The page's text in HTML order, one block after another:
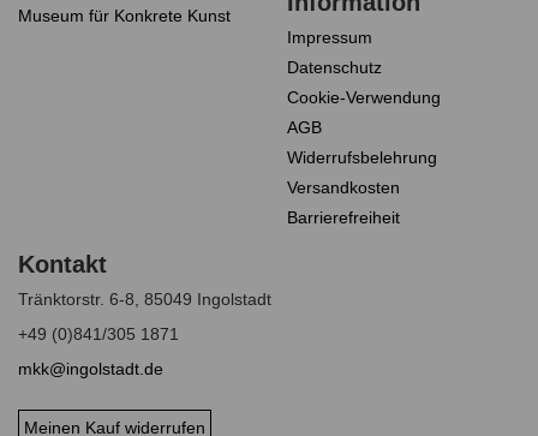
Museum für Konkrete Kunst
Impressum
Datenschutz
Cookie-Verwendung
AGB
Widerrufsbelehrung
Versandkosten
Barrierefreiheit
Tränktorstr. 6-8, 85049 Ingolstadt
+49 (0)841/305 1871
mkk@ingolstadt.de
Meinen Kauf widerrufen